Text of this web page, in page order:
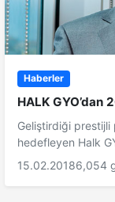
Haberler
HALK GYO’dan
Geliştirdiği prestijli
hedefleyen Halk
15.02.20186,054